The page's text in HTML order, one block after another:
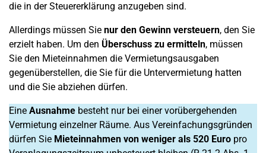
die in der Steuererklärung anzugeben sind.
Allerdings müssen Sie nur den Gewinn versteuern, den Sie
erzielt haben. Um den Überschuss zu ermitteln, müssen
Sie den Mieteinnahmen die Vermietungsausgaben
gegenüberstellen, die Sie für die Untervermietung hatten
und die Sie abziehen dürfen.
Eine Ausnahme besteht nur bei einer vorübergehenden
Vermietung einzelner Räume. Aus Vereinfachungsgründen
dürfen Sie Mieteinnahmen von weniger als 520 Euro pro